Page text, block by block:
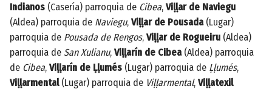
Indianos (Casería) parroquia de Cibea, Viḷḷar de Naviegu
(Aldea) parroquia de Naviegu, Viḷḷar de Pousada(Lugar)
parroquia de Pousada de Rengos, Viḷḷar de Rogueiru (Aldea)
parroquia de San Xulianu, Viḷḷarín de Cibea(Aldea) parroquia
de Cibea, Viḷḷarín de Ḷḷumés (Lugar) parroquia de Ḷḷumés,
Viḷḷarmental(Lugar) parroquia de Viḷḷarmental, Viḷḷatexil